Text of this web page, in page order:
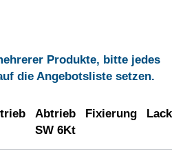
Produkte, bitte jedes
die Angebotsliste setzen.
Abtrieb
SW 6Kt
Fixierung